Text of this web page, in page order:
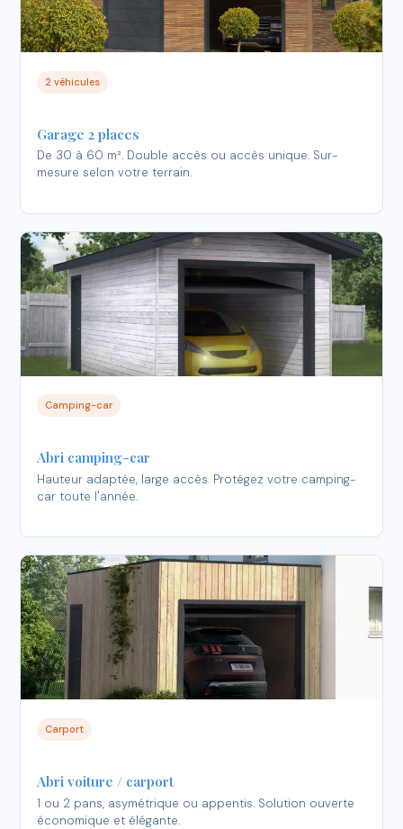
2 véhicules
Garage 2 places
De 30 à 60 m². Double accès ou accès unique. Sur-
mesure selon votre terrain.
Camping-car
Abri camping-car
Hauteur adaptée, large accès. Protégez votre camping-
car toute l'année.
Carport
Abri voiture / carport
1 ou 2 pans, asymétrique ou appentis. Solution ouverte
économique et élégante.